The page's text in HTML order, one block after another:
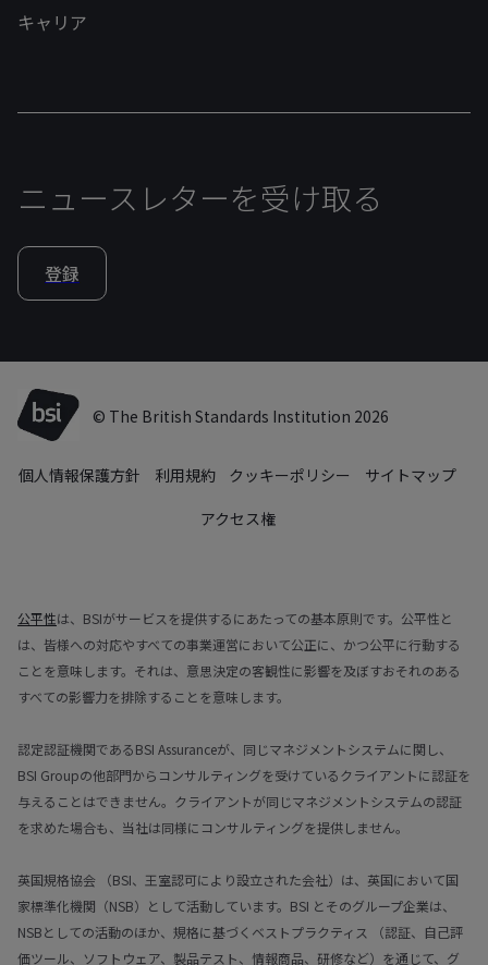
キャリア
ニュースレターを受け取る
登録
© The British Standards Institution 2026
個人情報保護方針 利用規約 クッキーポリシー
サイトマップ
アクセス権
公平性は、BSIがサービスを提供するにあたっての基本原則です。公平性と
は、皆様への対応やすべての事業運営において公正に、かつ公平に行動する
ことを意味します。それは、意思決定の客観性に影響を及ぼすおそれのある
すべての影響力を排除することを意味します。
認定認証機関であるBSI Assuranceが、同じマネジメントシステムに関し、
BSI Groupの他部門からコンサルティングを受けているクライアントに認証を
与えることはできません。クライアントが同じマネジメントシステムの認証
を求めた場合も、当社は同様にコンサルティングを提供しません。
英国規格協会 （BSI、王室認可により設立された会社）は、英国において国
家標準化機関（NSB）として活動しています。BSI とそのグループ企業は、
NSBとしての活動のほか、規格に基づくベストプラクティス （認証、自己評
価ツール、ソフトウェア、製品テスト、情報商品、研修など）を通じて、グ